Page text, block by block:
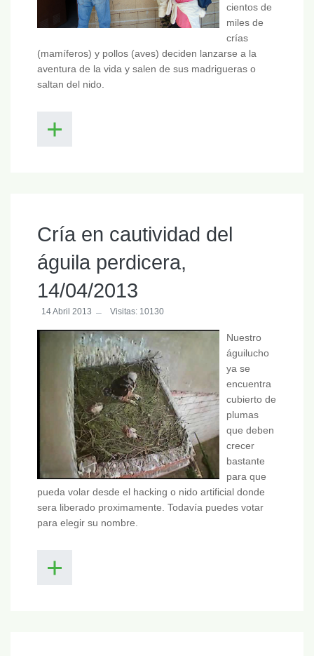
cientos de
miles de
crías
(mamíferos) y pollos (aves) deciden lanzarse a la
aventura de la vida y salen de sus madrigueras o
saltan del nido.
Cría en cautividad del
águila perdicera,
14/04/2013
14 Abril 2013 Visitas: 10130
Nuestro
águilucho
ya se
encuentra
cubierto de
plumas
que deben
crecer
bastante
para que
pueda volar desde el hacking o nido artificial donde
sera liberado proximamente. Todavía puedes votar
para elegir su nombre.